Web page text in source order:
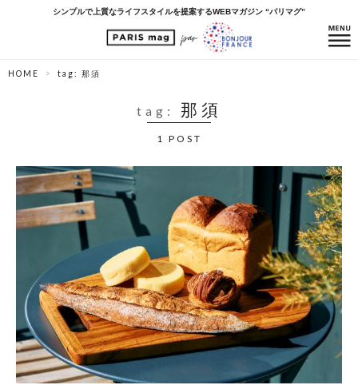
シンプルで上質なライフスタイルを提案するWEBマガジン “パリマグ”
HOME tag: 那須
tag: 那須
1 POST